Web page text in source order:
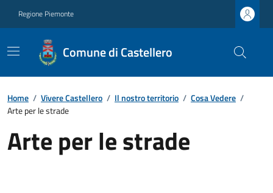
Regione Piemonte
Comune di Castellero
Home / Vivere Castellero / Il nostro territorio / Cosa Vedere /
Arte per le strade
Arte per le strade